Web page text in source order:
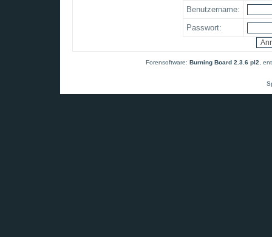
Benutzername:
Passwort:
Forensoftware: Burning Board 2.3.6 pl2 ,